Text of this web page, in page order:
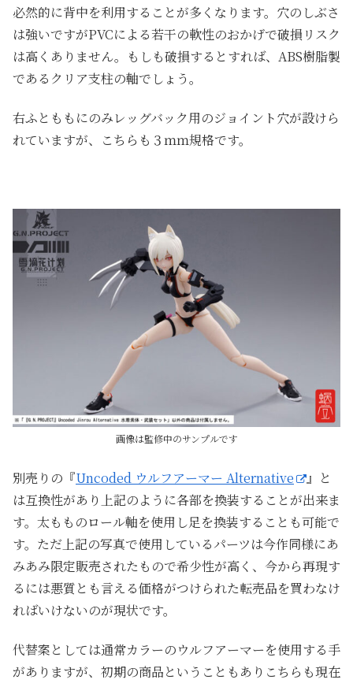
必然的に背中を利用することが多くなります。穴のしぶさ
は強いですがPVCによる若干の軟性のおかげで破損リスク
は高くありません。もしも破損するとすれば、ABS樹脂製
であるクリア支柱の軸でしょう。
右ふとももにのみレッグバック用のジョイント穴が設けら
れていますが、こちらも３ｍｍ規格です。
画像は監修中のサンプルです
別売りの『Uncoded ウルフアーマー Alternative
』と
は互換性があり上記のように各部を換装することが出来ま
す。太もものロール軸を使用し足を換装することも可能で
す。ただ上記の写真で使用しているパーツは今作同様にあ
みあみ限定販売されたもので希少性が高く、今から再現す
るには悪質とも言える価格がつけられた転売品を買わなけ
ればいけないのが現状です。
代替案としては通常カラーのウルフアーマーを使用する手
がありますが、初期の商品ということもありこちらも現在